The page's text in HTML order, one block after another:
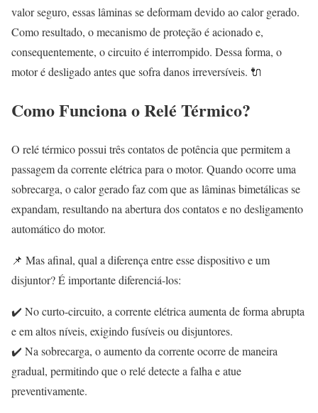
valor seguro, essas lâminas se deformam devido ao calor gerado.
Como resultado, o mecanismo de proteção é acionado e,
consequentemente, o circuito é interrompido. Dessa forma, o
motor é desligado antes que sofra danos irreversíveis. 🔌
Como Funciona o Relé Térmico?
O relé térmico possui três contatos de potência que permitem a
passagem da corrente elétrica para o motor. Quando ocorre uma
sobrecarga, o calor gerado faz com que as lâminas bimetálicas se
expandam, resultando na abertura dos contatos e no desligamento
automático do motor.
📌 Mas afinal, qual a diferença entre esse dispositivo e um
disjuntor? É importante diferenciá-los:
✔️ No curto-circuito, a corrente elétrica aumenta de forma abrupta
e em altos níveis, exigindo fusíveis ou disjuntores.
✔️ Na sobrecarga, o aumento da corrente ocorre de maneira
gradual, permitindo que o relé detecte a falha e atue
preventivamente.